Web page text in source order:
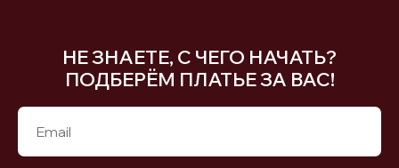
НЕ ЗНАЕТЕ, С ЧЕГО НАЧАТЬ?
ПОДБЕРЁМ ПЛАТЬЕ ЗА ВАС!